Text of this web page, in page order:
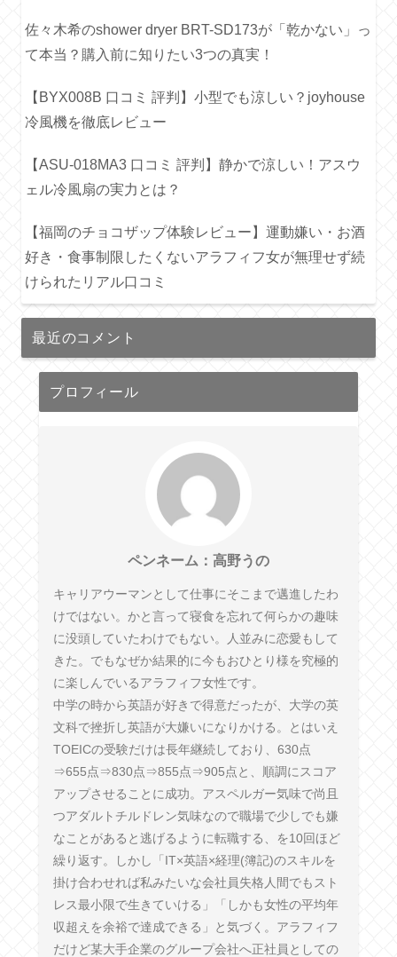
佐々木希のshower dryer BRT-SD173が「乾かない」っ
て本当？購入前に知りたい3つの真実！
【BYX008B 口コミ 評判】小型でも涼しい？joyhouse
冷風機を徹底レビュー
【ASU-018MA3 口コミ 評判】静かで涼しい！アスウ
ェル冷風扇の実力とは？
【福岡のチョコザップ体験レビュー】運動嫌い・お酒
好き・食事制限したくないアラフィフ女が無理せず続
けられたリアル口コミ
最近のコメント
プロフィール
ペンネーム：高野うの
キャリアウーマンとして仕事にそこまで邁進したわ
けではない。かと言って寝食を忘れて何らかの趣味
に没頭していたわけでもない。人並みに恋愛もして
きた。でもなぜか結果的に今もおひとり様を究極的
に楽しんでいるアラフィフ女性です。
中学の時から英語が好きで得意だったが、大学の英
文科で挫折し英語が大嫌いになりかける。とはいえ
TOEICの受験だけは長年継続しており、630点
⇒655点⇒830点⇒855点⇒905点と、順調にスコア
アップさせることに成功。アスペルガー気味で尚且
つアダルトチルドレン気味なので職場で少しでも嫌
なことがあると逃げるように転職する、を10回ほど
繰り返す。しかし「IT×英語×経理(簿記)のスキルを
掛け合わせれば私みたいな会社員失格人間でもスト
レス最小限で生きていける」「しかも女性の平均年
収超えを余裕で達成できる」と気づく。アラフィフ
だけど某大手企業のグループ会社へ正社員としての